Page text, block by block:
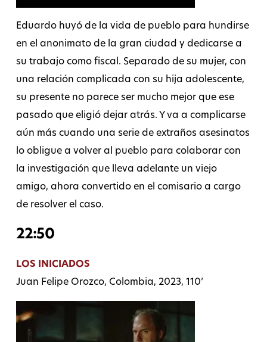
Eduardo huyó de la vida de pueblo para hundirse
en el anonimato de la gran ciudad y dedicarse a
su trabajo como fiscal. Separado de su mujer, con
una relación complicada con su hija adolescente,
su presente no parece ser mucho mejor que ese
pasado que eligió dejar atrás. Y va a complicarse
aún más cuando una serie de extraños asesinatos
lo obligue a volver al pueblo para colaborar con
la investigación que lleva adelante un viejo
amigo, ahora convertido en el comisario a cargo
de resolver el caso.
22:50
LOS INICIADOS
Juan Felipe Orozco, Colombia, 2023, 110’